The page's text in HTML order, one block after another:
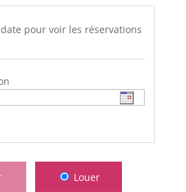
pour voir les réservations
Louer